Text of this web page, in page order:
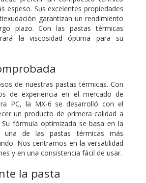
espeso. Sus excelentes propiedades
garantizan un rendimiento
plazo. Con las pastas térmicas
la viscosidad óptima para su
de nuestras pastas térmicas. Con
de experiencia en el mercado de
PC, la MX-6 se desarrolló con el
un producto de primera calidad a
fórmula optimizada se basa en la
una de las pastas térmicas más
Nos centramos en la versatilidad
y en una consistencia fácil de usar.
la pasta